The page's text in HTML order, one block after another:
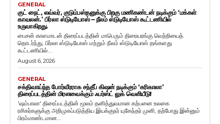
GENERAL
குட் நைட், லவ்வர், குடும்பஸ்தனுக்கு பிறகு மணிகண்டன் நடிக்கும் ‘மக்கள்
காவலன்.’ பிர்லா ஸ்டுடியோஸ் – நீலம் ஸ்டுடியோஸ் கூட்டணியில்
உருவாகிறது.
பைசன் காளமாடன் திரைப்படத்தின் மாபெரும் திரையரங்கு வெற்றியைத்
தொடர்ந்து, பிர்லா ஸ்டுடியோஸ் மற்றும் நீலம் ஸ்டுடியோஸ் தங்களது
கூட்டணியில்...
August 6, 2026
GENERAL
சக்திவாய்ந்த போர்வீரராக சந்தீப் கிஷன் நடிக்கும் ‘கரிகாலா’
திரைப்படத்தின் மிரளவைக்கும் ஃபர்ஸ்ட் லுக் வெளியீடு!
'ஷம்பாலா' திரைப்படத்தின் மூலம் தனித்துவமான கற்பனை உலகை
ரசிகர்களுக்கு அறிமுகப்படுத்திய இயக்குநர் யுகேந்தர் முனி, தற்போது இன்னும்
பிரம்மாண்டமான...